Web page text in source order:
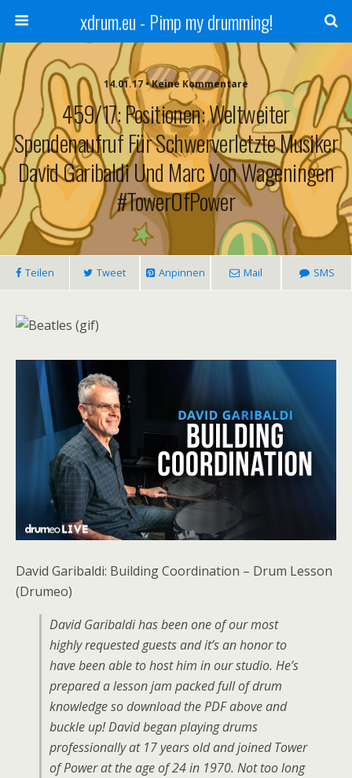
xdrum.eu - Pimp my drumming!
14.01.17 • Keine Kommentare
459/17: Positionen: Weltweiter
Spendenaufruf Für Schwerverletzte Musiker
David Garibaldi Und Marc Von Wageningen
#TowerOfPower
Teilen Tweet Anpinnen Mail SMS
David Garibaldi: Building Coordination – Drum Lesson
(Drumeo)
David Garibaldi has been one of our most
highly requested guests and it’s an honor to
have been able to host him in our studio. He’s
prepared a lesson jam packed full of drum
knowledge so download the PDF above and
buckle up! David began playing drums
professionally at 17 years old and joined Tower
of Power at the age of 24 in 1970. Not too long